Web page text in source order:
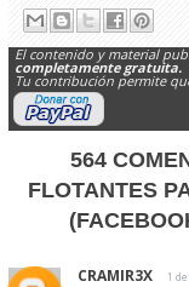
El contenido y material
completamente gratuita.
Tu contribución permite
564
FLOTANTES
CRAMIR3X 1